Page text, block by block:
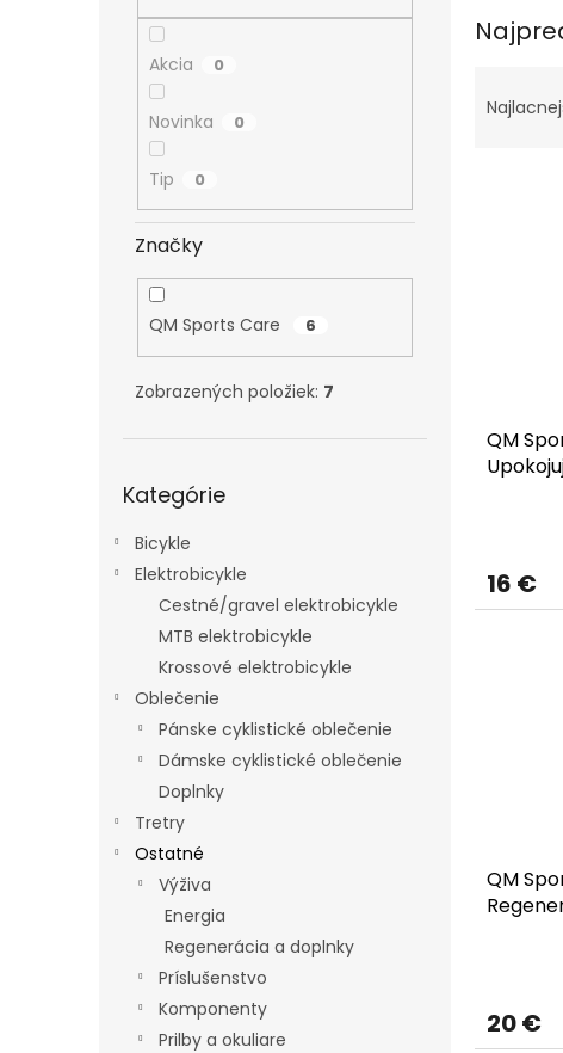
Akcia 0
Novinka 0
Tip 0
Značky
QM Sports Care 6
Zobrazených položiek: 7
kategórie
Kategórie
Bicykle
Elektrobicykle
Cestné/gravel elektrobicykle
MTB elektrobicykle
Krossové elektrobicykle
Oblečenie
Pánske cyklistické oblečenie
Dámske cyklistické oblečenie
Doplnky
Tretry
Ostatné
Výživa
Energia
Regenerácia a doplnky
Príslušenstvo
Komponenty
Prilby a okuliare
a
oQM
16 €
QM
20 €